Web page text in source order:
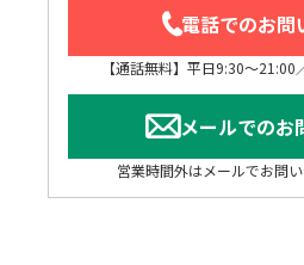
電話でのお問
【通話無料】平日9:30～
メールでのお
営業時間外はメールでお問い